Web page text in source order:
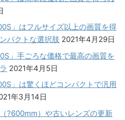
」はフルサイズ以上の画質を得
パクトな選択肢 2021年4月29日
」手ごろな価格で最高の画質を
2021年4月5日
」は驚くほどコンパクトで汎用
年3月14日
?600mm）や古いレンズの更新